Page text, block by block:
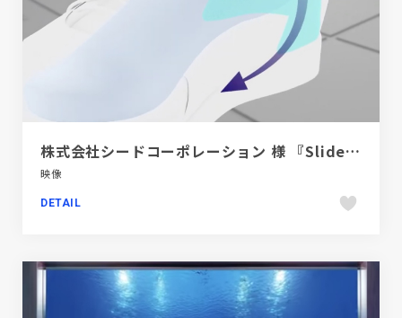
株式会社シードコーポレーション 様 『Slide Fit』機能紹介ブランド動画
映像
DETAIL